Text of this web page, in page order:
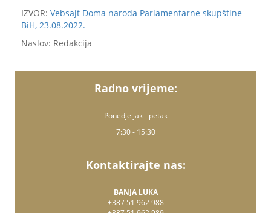
IZVOR: Vebsajt Doma naroda Parlamentarne skupštine
BiH, 23.08.2022.
Naslov: Redakcija
Radno vrijeme:
Ponedjeljak - petak
7:30 - 15:30
Kontaktirajte nas:
BANJA LUKA
+387 51 962 988